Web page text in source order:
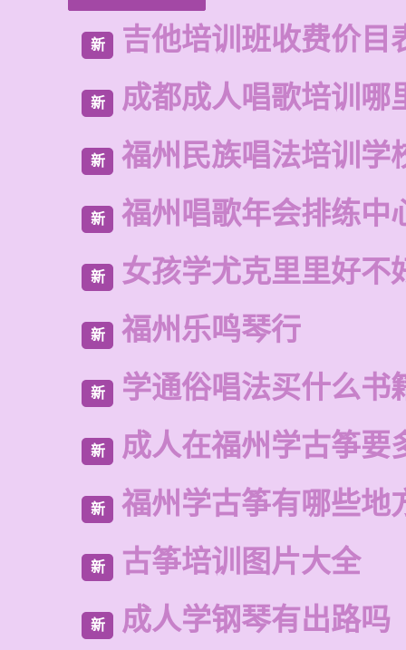
新 吉他培训班收费价目
新 成都成人唱歌培训哪
新 福州民族唱法培训学
新 福州唱歌年会排练中
新 女孩学尤克里里好不
新 福州乐鸣琴行
新 学通俗唱法买什么书
新 成人在福州学古筝要
新 福州学古筝有哪些地
新 古筝培训图片大全
新 成人学钢琴有出路吗